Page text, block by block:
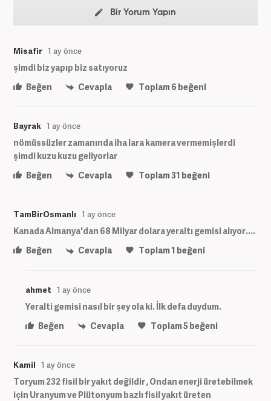
Bir Yorum Yapın
Misafir 1 ay önce
şimdi biz yapıp biz satıyoruz
Beğen
Cevapla Toplam6 beğeni
Bayrak 1 ay önce
nömüssüzler zamanında iha lara kamera vermemişlerdi
şimdi kuzu kuzu geliyorlar
Beğen
Cevapla Toplam31 beğeni
TamBirOsmanlı 1 ay önce
Kanada Almanya'dan 68 Milyar dolara yeraltı gemisi alıyor....
Beğen
Cevapla Toplam1 beğeni
ahmet 1 ay önce
Yeralti gemisi nasıl bir şey ola ki. İlk defa duydum.
Beğen
Cevapla Toplam5beğeni
Kamil 1 ay önce
Toryum 232 fisil bir yakıt değildir , Ondan enerji üretebilmek
için Uranyum ve Plütonyum bazlı fisil yakıt üreten